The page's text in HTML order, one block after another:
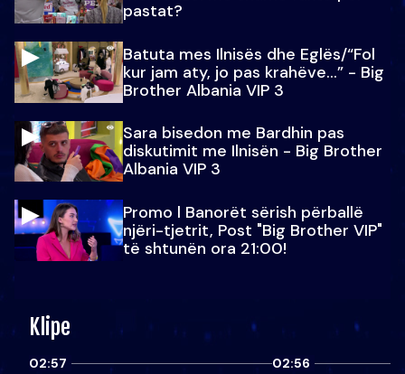
pastat?
Batuta mes Ilnisës dhe Eglës/“Fol
kur jam aty, jo pas krahëve…” - Big
Brother Albania VIP 3
Sara bisedon me Bardhin pas
diskutimit me Ilnisën - Big Brother
Albania VIP 3
Promo l Banorët sërish përballë
njëri-tjetrit, Post "Big Brother VIP"
të shtunën ora 21:00!
Klipe
02:57 02:56